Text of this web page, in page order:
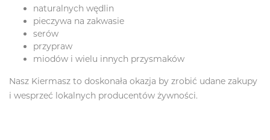
naturalnych wędlin
pieczywa na zakwasie
serów
przypraw
miodów i wielu innych przysmaków
Nasz Kiermasz to doskonała okazja by zrobić udane zakupy
i wesprzeć lokalnych producentów żywności.